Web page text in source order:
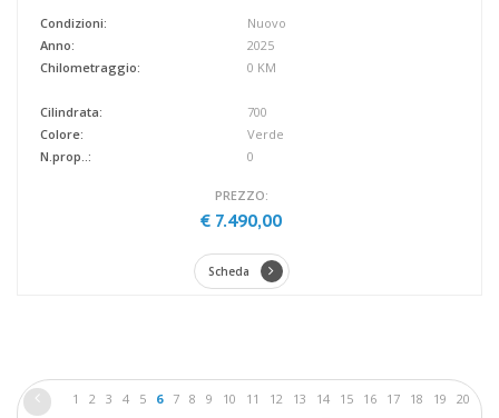
Condizioni:
Anno:
Chilometraggio:
Nuovo
2025
0 KM
Cilindrata:
Colore:
N.prop..:
700
Verde
0
PREZZO:
€ 7.490,00
Scheda
1 2 3 4 5 6 7 8 9 10 11 12 13 14 15 16 17 18 19
20